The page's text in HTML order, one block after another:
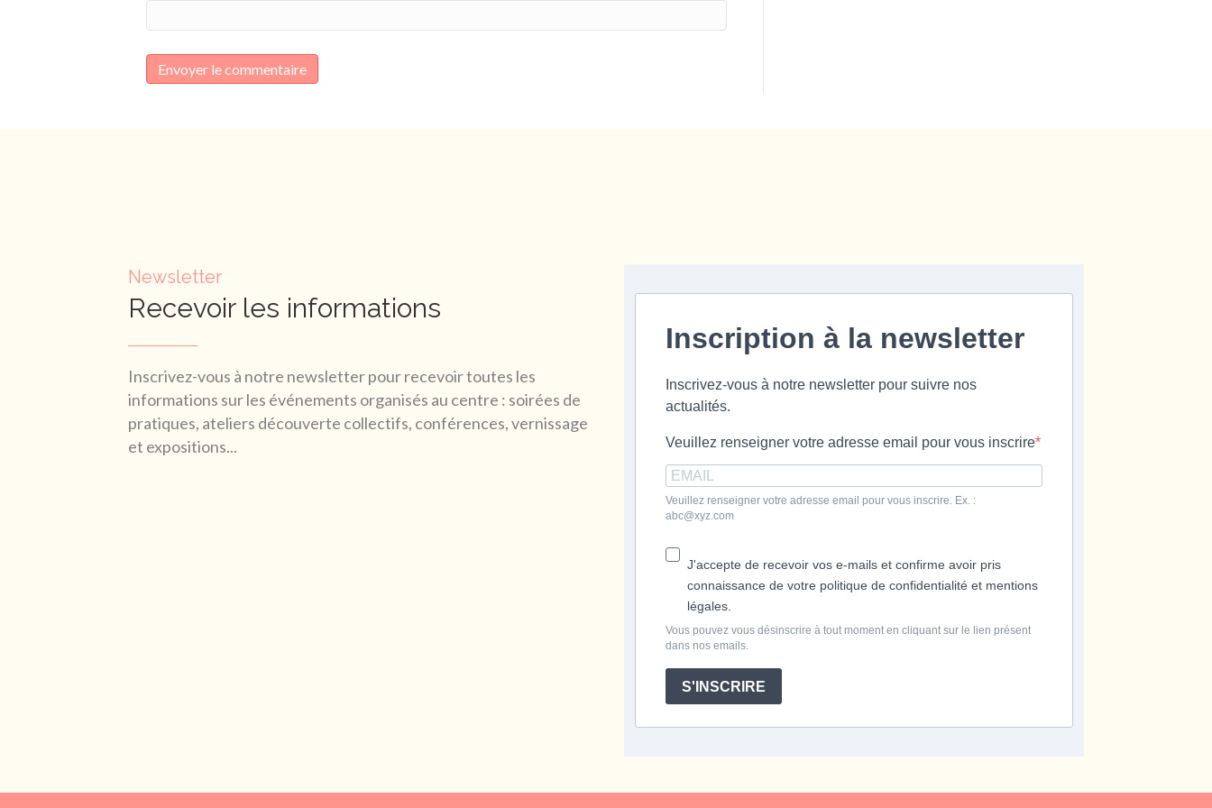
Newsletter
Recevoir les informations
Inscrivez-vous à notre newsletter pour recevoir toutes les
informations sur les événements organisés au centre : soirées de
pratiques, ateliers découverte collectifs, conférences, vernissage
et expositions...
Inscription à la newsletter
Inscrivez-vous à notre newsletter pour suivre nos
actualités.
Veuillez renseigner votre adresse email pour vous inscrire
Veuillez renseigner votre adresse email pour vous inscrire. Ex. :
abc@xyz.com
J'accepte de recevoir vos e-mails et confirme avoir pris
connaissance de votre politique de confidentialité et mentions
légales.
Vous pouvez vous désinscrire à tout moment en cliquant sur le lien présent
dans nos emails.
S'INSCRIRE